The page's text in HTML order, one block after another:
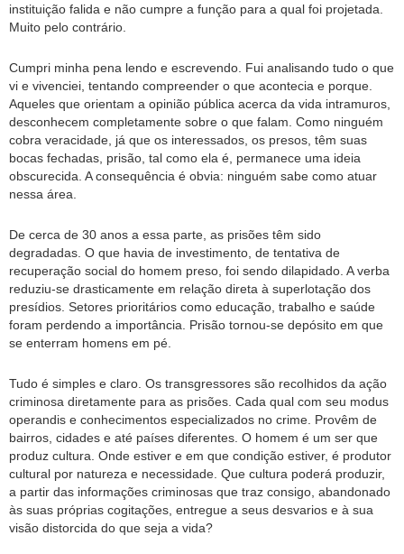
instituição falida e não cumpre a função para a qual foi projetada.
Muito pelo contrário.
Cumpri minha pena lendo e escrevendo. Fui analisando tudo o que
vi e vivenciei, tentando compreender o que acontecia e porque.
Aqueles que orientam a opinião pública acerca da vida intramuros,
desconhecem completamente sobre o que falam. Como ninguém
cobra veracidade, já que os interessados, os presos, têm suas
bocas fechadas, prisão, tal como ela é, permanece uma ideia
obscurecida. A consequência é obvia: ninguém sabe como atuar
nessa área.
De cerca de 30 anos a essa parte, as prisões têm sido
degradadas. O que havia de investimento, de tentativa de
recuperação social do homem preso, foi sendo dilapidado. A verba
reduziu-se drasticamente em relação direta à superlotação dos
presídios. Setores prioritários como educação, trabalho e saúde
foram perdendo a importância. Prisão tornou-se depósito em que
se enterram homens em pé.
Tudo é simples e claro. Os transgressores são recolhidos da ação
criminosa diretamente para as prisões. Cada qual com seu modus
operandis e conhecimentos especializados no crime. Provêm de
bairros, cidades e até países diferentes. O homem é um ser que
produz cultura. Onde estiver e em que condição estiver, é produtor
cultural por natureza e necessidade. Que cultura poderá produzir,
a partir das informações criminosas que traz consigo, abandonado
às suas próprias cogitações, entregue a seus desvarios e à sua
visão distorcida do que seja a vida?